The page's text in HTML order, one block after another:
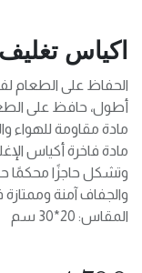
اكياس تغليف 30*20 100P
أطول، حافظ على
مادة مقاومة للهواء
مادة فاخرة أكياس
وتشكل حاجزًا محكمًا
والجفاف آمنة
المقاس: 20*30 سم